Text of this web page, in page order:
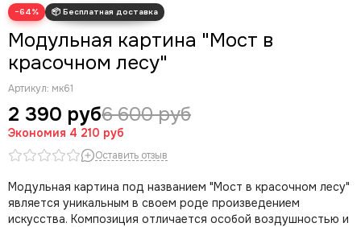
−64%
Модульная картина "Мост в
красочном лесу"
Артикул: мк61
2 390 руб6 600 руб
Экономия 4 210 руб
Оставить отзыв
Модульная картина под названием "Мост в красочном лесу"
является уникальным в своем роде произведением
искусства. Композиция отличается особой воздушностью и